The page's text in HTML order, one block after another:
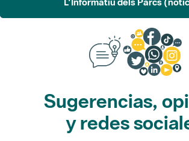
Sugerencias,
y redes